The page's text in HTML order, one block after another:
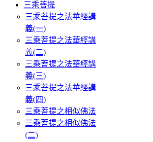
三乘菩提
三乘菩提之法華經講
義(一)
三乘菩提之法華經講
義(二)
三乘菩提之法華經講
義(三)
三乘菩提之法華經講
義(四)
三乘菩提之相似佛法
三乘菩提之相似佛法
(二)